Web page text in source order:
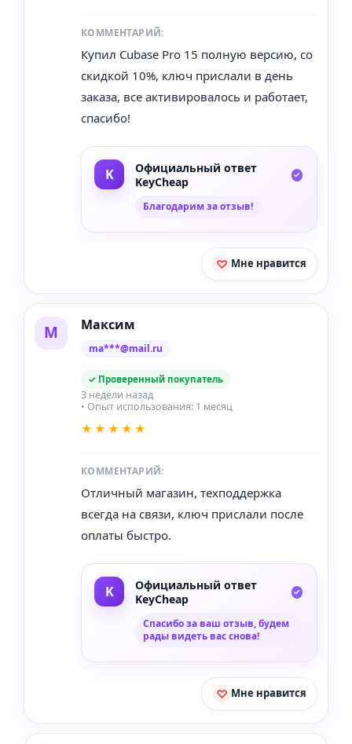
КОММЕНТАРИЙ:
Купил Cubase Pro 15 полную версию, со
скидкой 10%, ключ прислали в день
заказа, все активировалось и работает,
спасибо!
Официальный ответ
KeyCheap
Благодарим за отзыв!
Мне нравится
М Максим
ma***@mail.ru
✓ Проверенный покупатель
3 недели назад
• Опыт использования: 1 месяц
★★★★★
КОММЕНТАРИЙ:
Отличный магазин, техподдержка
всегда на связи, ключ прислали после
оплаты быстро.
Официальный ответ
KeyCheap
Спасибо за ваш отзыв, будем
рады видеть вас снова!
Мне нравится